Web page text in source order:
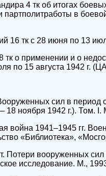
4 тк об итогах
партполитработы в
16 тк с 28 июня по 13
тк о применении и о
по 15 августа 1942 г.
сил в
ноября 1942 г.). Том. I.
война 1941–1945 гг.
«Библиотека»,
Потери вооруженных
исследование. М.,